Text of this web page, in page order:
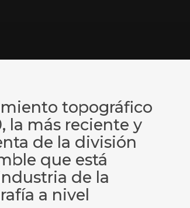
topográfico
la más reciente y
de la división
que está
de la
a nivel